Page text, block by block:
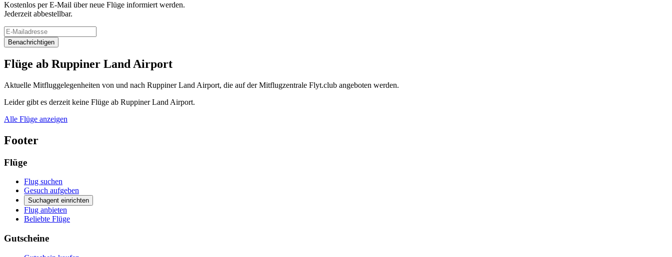
Kostenlos per E-Mail über neue Flüge informiert werden.
Jederzeit abbestellbar.
Benachrichtigen
Flüge ab Ruppiner Land Airport
Aktuelle Mitfluggelegenheiten von und nach Ruppiner Land Airport, die auf der Mitflugzentrale Flyt.club angeboten werden.
Leider gibt es derzeit keine Flüge ab Ruppiner Land Airport.
Alle Flüge anzeigen
Footer
Flüge
Flug suchen
Gesuch aufgeben
Suchagent einrichten
Flug anbieten
Beliebte Flüge
Gutscheine